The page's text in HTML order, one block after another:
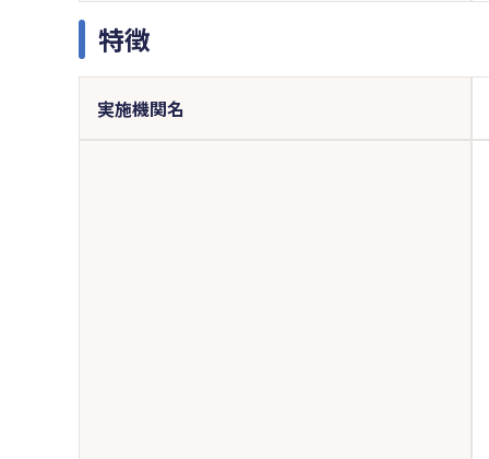
特徴
実施機関名